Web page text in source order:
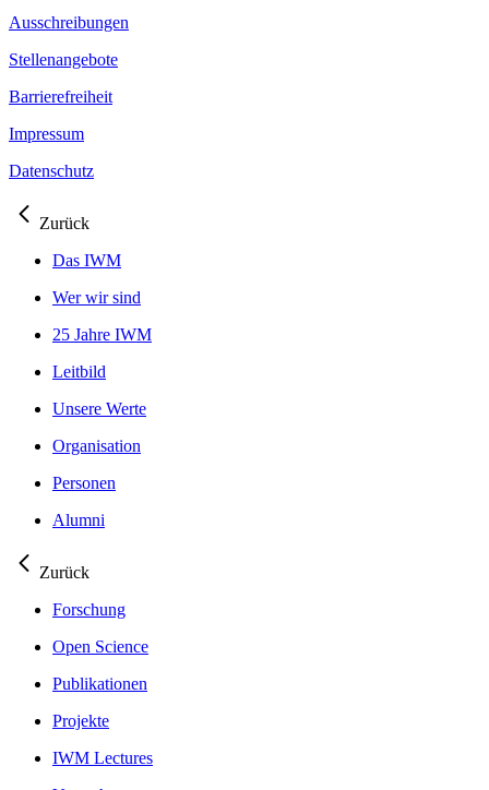
Ausschreibungen
Stellenangebote
Barrierefreiheit
Impressum
Datenschutz
Zurück
Das IWM
Wer wir sind
25 Jahre IWM
Leitbild
Unsere Werte
Organisation
Personen
Alumni
Zurück
Forschung
Open Science
Publikationen
Projekte
IWM Lectures